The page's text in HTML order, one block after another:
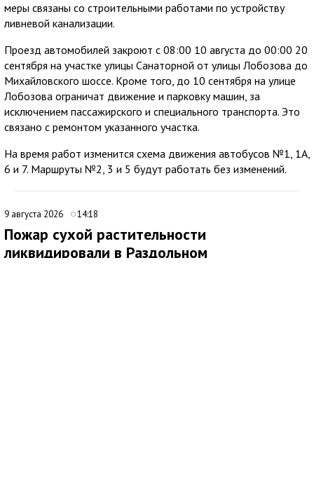
меры связаны со строительными работами по устройству
ливневой канализации.
Проезд автомобилей закроют с 08:00 10 августа до 00:00 20
сентября на участке улицы Санаторной от улицы Лобозова до
Михайловского шоссе. Кроме того, до 10 сентября на улице
Лобозова ограничат движение и парковку машин, за
исключением пассажирского и специального транспорта. Это
связано с ремонтом указанного участка.
На время работ изменится схема движения автобусов №1, 1А,
6 и 7. Маршруты №2, 3 и 5 будут работать без изменений.
9 августа 2026 14:18
Пожар сухой растительности
ликвидировали в Раздольном